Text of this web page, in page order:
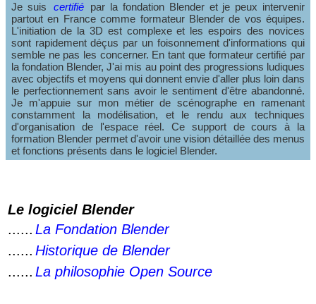
Je suis
certifié
par la fondation Blender et je peux intervenir
partout en France comme formateur Blender de vos équipes.
L'initiation de la 3D est complexe et les espoirs des novices
sont rapidement déçus par un foisonnement d'informations qui
semble ne pas les concerner. En tant que formateur certifié par
la fondation Blender, J'ai mis au point des progressions ludiques
avec objectifs et moyens qui donnent envie d'aller plus loin dans
le perfectionnement sans avoir le sentiment d'être abandonné.
Je m'appuie sur mon métier de scénographe en ramenant
constamment la modélisation, et le rendu aux techniques
d'organisation de l'espace réel. Ce support de cours à la
formation Blender permet d'avoir une vision détaillée des menus
et fonctions présents dans le logiciel Blender.
Le logiciel Blender
...... La Fondation Blender
...... Historique de Blender
...... La philosophie Open Source